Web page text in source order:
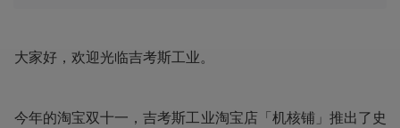
大家好，欢迎光临吉考斯工业。
今年的淘宝双十一，吉考斯工业淘宝店「机核铺」推出了史